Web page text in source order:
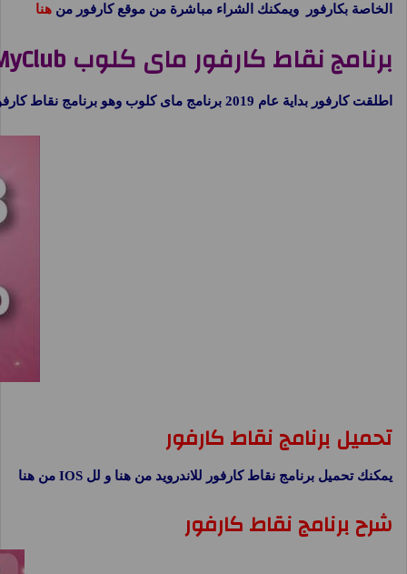
الخاصة بكارفور ويمكنك الشراء مباشرة من موقع كارفور من هنا
برنامج نقاط كارفور ماى كلوب MyClub
اطلقت كارفور بداية عام 2019 برنامج ماى كلوب وهو برنامج نقاط كارفور لتجميع النقاط بعد كل عملية شراء وامكانية استبدال النقاط بعد ذلك بمنتجات من جميع فروع كارفور
تحميل برنامج نقاط كارفور
يمكنك تحميل برنامج نقاط كارفور للاندرويد من هنا و لل IOS من هنا
شرح برنامج نقاط كارفور